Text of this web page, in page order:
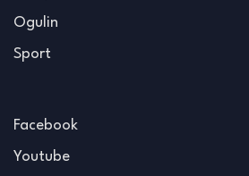
Ogulin
Sport
Facebook
Youtube